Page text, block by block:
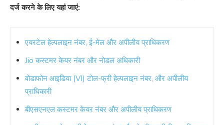
दर्ज करने के लिए यहां जाएं:
एयरटेल हेल्पलाइन नंबर, ई-मेल और अपीलीय प्राधिकरण
Jio कस्टमर केयर नंबर और नोडल अधिकारी
वोडाफोन आइडिया (VI) टोल-फ्री हेल्पलाइन नंबर, और अपीलीय
प्राधिकारी
बीएसएनएल कस्टमर केयर नंबर और अपीलीय प्राधिकरण